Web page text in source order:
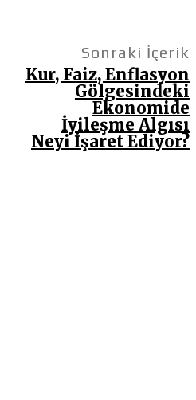
Sonraki İçerik
Kur, Faiz, Enflasyon
Gölgesindeki
Ekonomide
İyileşme Algısı
Neyi İşaret Ediyor?